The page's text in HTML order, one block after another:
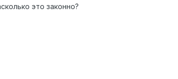
это законно?